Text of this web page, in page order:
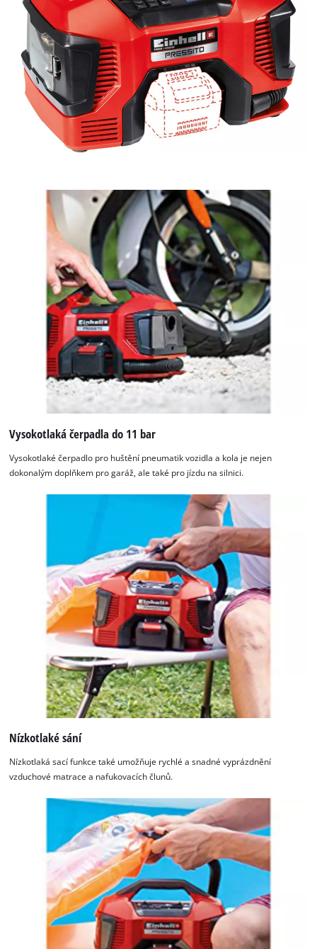
Vysokotlaká čerpadla do 11 bar
Vysokotlaké čerpadlo pro huštění pneumatik vozidla a kola je nejen
dokonalým doplňkem pro garáž, ale také pro jízdu na silnici.
Nízkotlaké sání
Nízkotlaká sací funkce také umožňuje rychlé a snadné vyprázdnění
vzduchové matrace a nafukovacích člunů.